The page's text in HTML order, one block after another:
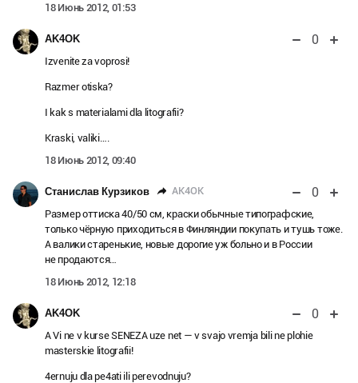
18 Июнь 2012, 01:53
AK4OK 0
Izvenite za voprosi!
Razmer otiska?
I kak s materialami dla litografii?
Kraski, valiki….
18 Июнь 2012, 09:40
Станислав Курзиков AK4OK 0
Размер оттиска 40/50 см, краски обычные типографские,
только чёрную приходиться в Финляндии покупать и тушь тоже.
А валики старенькие, новые дорогие уж больно и в России
не продаются…
18 Июнь 2012, 12:18
AK4OK 0
A Vi ne v kurse SENEZA uze net — v svajo vremja bili ne plohie
masterskie litografii!
4ernuju dla pe4ati ili perevodnuju?